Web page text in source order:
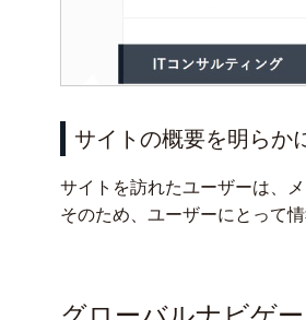
サイトの概要を明らか
サイトを訪れたユーザーは、
そのため、ユーザーにとって